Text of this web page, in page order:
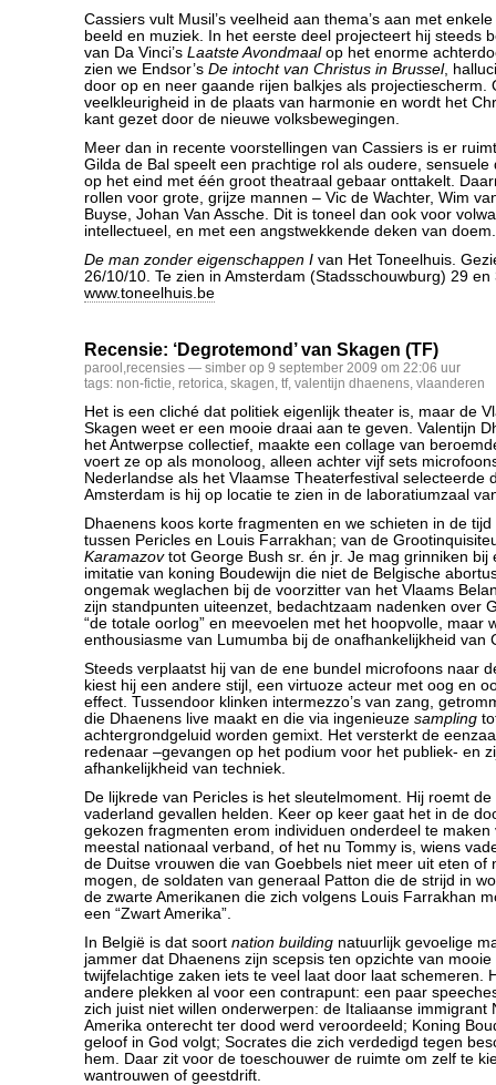
Cassiers vult Musil’s veelheid aan thema’s aan met
beeld en muziek. In het eerste deel projecteert hij steeds
van Da Vinci’s Laatste Avondmaalop het enorme
zien we Endsor’s De intocht van Christus in Brussel,
door op en neer gaande rijen balkjes als projectiescherm.
veelkleurigheid in de plaats van harmonie en wordt het
kant gezet door de nieuwe volksbewegingen.
Meer dan in recente voorstellingen van Cassiers is er
Gilda de Bal speelt een prachtige rol als oudere, sensuele
op het eind met één groot theatraal gebaar onttakelt.
rollen voor grote, grijze mannen – Vic de Wachter, Wim
Buyse, Johan Van Assche. Dit is toneel dan ook voor
intellectueel, en met een angstwekkende deken van doem.
De man zonder eigenschappen I van Het Toneelhuis.
26/10/10. Te zien in Amsterdam (Stadsschouwburg) 29
www.toneelhuis.be
Recensie: ‘Degrotemond’ van Skagen (TF)
parool ,recensies — simber op 9 september 2009 om 22:06 uur
tags: non-fictie, retorica, skagen, tf, valentijn dhaenens, vlaanderen
Het is een cliché dat politiek eigenlijk theater is, maar de
Skagen weet er een mooie draai aan te geven. Valentijn
het Antwerpse collectief, maakte een collage van
voert ze op als monoloog, alleen achter vijf sets
Nederlandse als het Vlaamse Theaterfestival selecteerde
Amsterdam is hij op locatie te zien in de laboratiumzaal
Dhaenens koos korte fragmenten en we schieten in de
tussen Pericles en Louis Farrakhan; van de
Karamazovtot George Bush sr. én jr. Je mag grinniken bij
imitatie van koning Boudewijn die niet de Belgische
ongemak weglachen bij de voorzitter van het Vlaams
zijn standpunten uiteenzet, bedachtzaam nadenken over
“de totale oorlog” en meevoelen met het hoopvolle, maar
enthousiasme van Lumumba bij de onafhankelijkheid van
Steeds verplaatst hij van de ene bundel microfoons naar
kiest hij een andere stijl, een virtuoze acteur met oog en
effect. Tussendoor klinken intermezzo’s van zang,
die Dhaenens live maakt en die via ingenieuze sampling
achtergrondgeluid worden gemixt. Het versterkt de
redenaar –gevangen op het podium voor het publiek- en
afhankelijkheid van techniek.
De lijkrede van Pericles is het sleutelmoment. Hij roemt
vaderland gevallen helden. Keer op keer gaat het in de
gekozen fragmenten erom individuen onderdeel te maken
meestal nationaal verband, of het nu Tommy is, wiens
de Duitse vrouwen die van Goebbels niet meer uit eten of
mogen, de soldaten van generaal Patton die de strijd in
de zwarte Amerikanen die zich volgens Louis Farrakhan
een “Zwart Amerika”.
In België is dat soort nation building natuurlijk gevoelige
jammer dat Dhaenens zijn scepsis ten opzichte van
twijfelachtige zaken iets te veel laat door laat schemeren.
andere plekken al voor een contrapunt: een paar
zich juist niet willen onderwerpen: de Italiaanse immigrant
Amerika onterecht ter dood werd veroordeeld; Koning
geloof in God volgt; Socrates die zich verdedigd tegen
hem. Daar zit voor de toeschouwer de ruimte om zelf te
wantrouwen of geestdrift.